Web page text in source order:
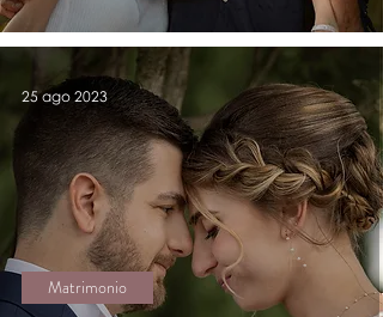
Matrimonio
25 ago 2023